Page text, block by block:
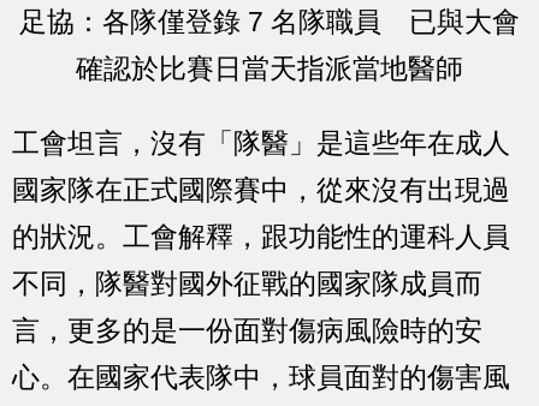
足協：各隊僅登錄 7 名隊職員 已與大會
確認於比賽日當天指派當地醫師
工會坦言，沒有「隊醫」是這些年在成人
國家隊在正式國際賽中，從來沒有出現過
的狀況。工會解釋，跟功能性的運科人員
不同，隊醫對國外征戰的國家隊成員而
言，更多的是一份面對傷病風險時的安
心。在國家代表隊中，球員面對的傷害風